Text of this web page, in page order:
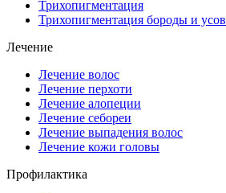
Трихопигментация
Трихопигментация бороды и усов
Лечение
Лечение волос
Лечение перхоти
Лечение алопеции
Лечение себореи
Лечение выпадения волос
Лечение кожи головы
Профилактика